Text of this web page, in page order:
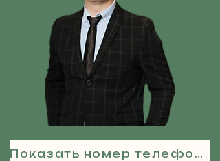
Показать номер телефона